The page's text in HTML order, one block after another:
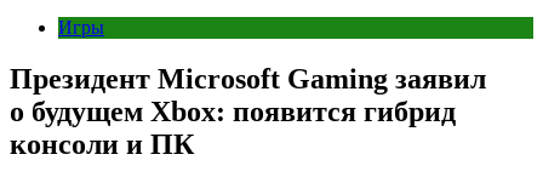
Игры
Президент Microsoft Gaming заявил
о будущем Xbox: появится гибрид
консоли и ПК